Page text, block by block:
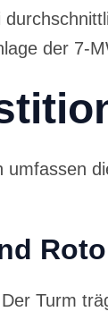
der 7-
umfassen
Turm